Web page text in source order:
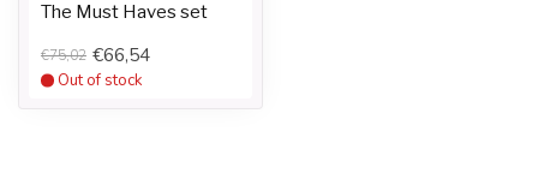
The Must Haves set
€75,02 €66,54
Out of stock